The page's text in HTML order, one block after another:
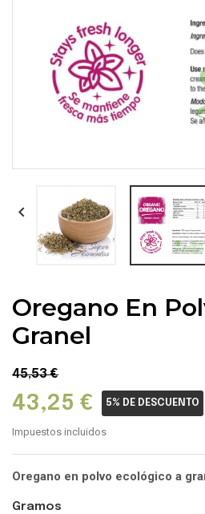

Oregano En
Granel
45,53 €
43,25 € 5% DE DESCUENTO
Impuestos incluidos
Oregano en polvo ecológico a
Gramos